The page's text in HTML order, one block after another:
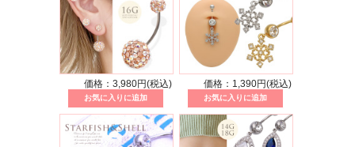
価格：3,980円(税込) 価格：1,390円(税込)